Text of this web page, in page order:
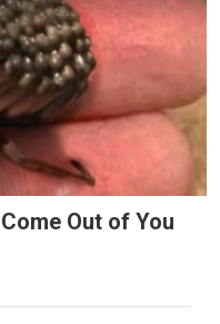
Out of You